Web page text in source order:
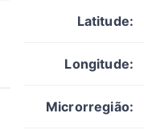
Latitude:
Longitude:
Microrregião: